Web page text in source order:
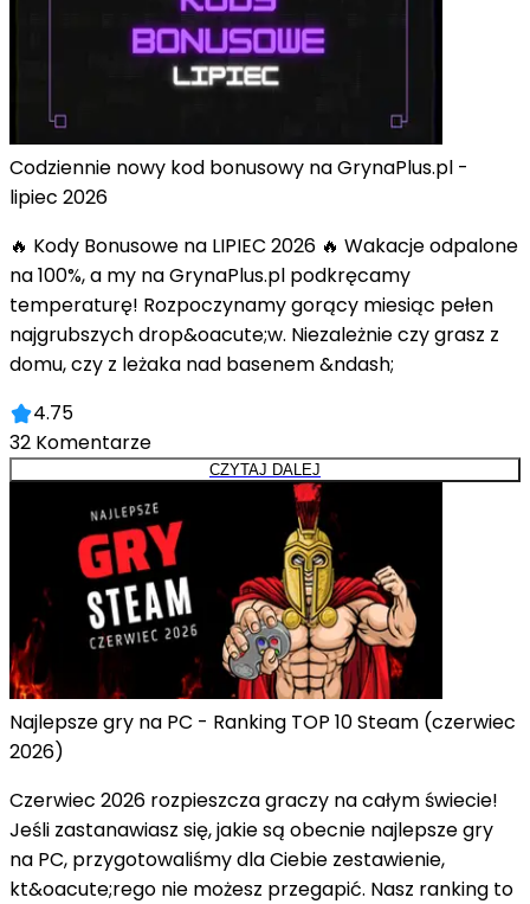
Codziennie nowy kod bonusowy na GrynaPlus.pl -
lipiec 2026
🔥 Kody Bonusowe na LIPIEC 2026 🔥 Wakacje odpalone
na 100%, a my na GrynaPlus.pl podkręcamy
temperaturę! Rozpoczynamy gorący miesiąc pełen
najgrubszych drop&oacute;w. Niezależnie czy grasz z
domu, czy z leżaka nad basenem &ndash;
4.75
32 Komentarze
CZYTAJ DALEJ
Najlepsze gry na PC - Ranking TOP 10 Steam (czerwiec
2026)
Czerwiec 2026 rozpieszcza graczy na całym świecie!
Jeśli zastanawiasz się, jakie są obecnie najlepsze gry
na PC, przygotowaliśmy dla Ciebie zestawienie,
kt&oacute;rego nie możesz przegapić. Nasz ranking to